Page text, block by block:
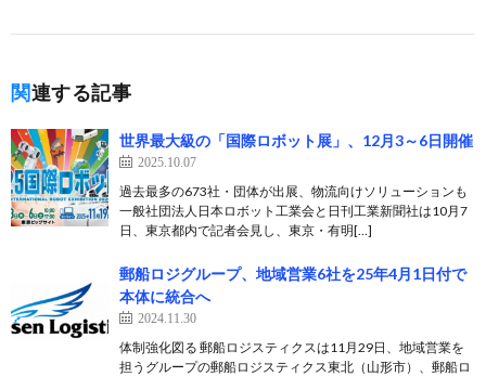
関連する記事
世界最大級の「国際ロボット展」、12月3～6日開催
2025.10.07
過去最多の673社・団体が出展、物流向けソリューションも
一般社団法人日本ロボット工業会と日刊工業新聞社は10月7
日、東京都内で記者会見し、東京・有明[…]
郵船ロジグループ、地域営業6社を25年4月1日付で
本体に統合へ
2024.11.30
体制強化図る 郵船ロジスティクスは11月29日、地域営業を
担うグループの郵船ロジスティクス東北（山形市）、郵船ロ